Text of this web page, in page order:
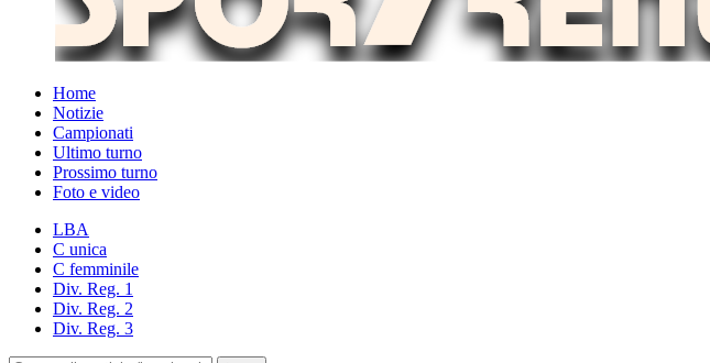
Home
Notizie
Campionati
Ultimo turno
Prossimo turno
Foto e video
LBA
C unica
C femminile
Div. Reg. 1
Div. Reg. 2
Div. Reg. 3